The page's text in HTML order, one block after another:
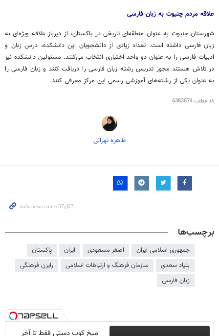
علاقه مردم چنیوت به زبان فارسی
شهرستان چنیوت به عنوان منطقه‌ای تاریخی در پاکستان، از دیرباز علاقه ویژه‌ای به
زبان فارسی داشته است. تعداد زیادی از دانشجویان این دانشکده، درس زبان و
ادبیات فارسی را به عنوان دو واحد اختیاری انتخاب می‌کنند. مسئولین دانشکده نیز
در تلاش هستند مجوز تدریس رشته زبان فارسی را دریافت کنند و زبان فارسی را
به عنوان یکی از رشته‌های آموزشی رسمی این مرکز معرفی کنند.
کد مطلب6383574
طاهره تهرانی
برچسب‌ها
جمهوری اسلامی ایران اصغر مسعودی ایران
پاکستان
بنیاد سعدی
سازمان فرهنگ و ارتباطات اسلامی
رایزن فرهنگی
زبان فارسی
میخ کوب دستی فقط تا آخر